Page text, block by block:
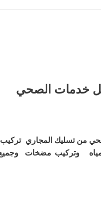
خدمات الصحي
من تسليك المجاري تركيب
مياه وتركيب مضخات